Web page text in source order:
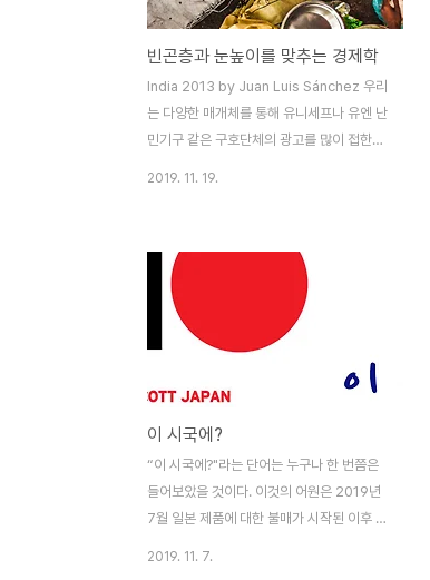
빈곤층과 눈높이를 맞추는 경제학
India 2013 by Juan Luis Sánchez 우리
는 다양한 매개체를 통해 유니세프나 유엔 난
민기구 같은 구호단체의 광고를 많이 접한다.
막힐 듯하게 해가 쨍쨍한 날에 무료 백신 접
종을 맞기 위해 하염없이 기다리는 사람들.
우리는 이런 모습들을 접하게 되면 측은한 마
음이 생겨 기부를 하거나 봉사활동을 하게 된
다. 하지만 우리가 실천한 선행들이 실제로
얼마나 효과가 있는지 객관적으로 평가하고
생각해본 적이 있을까? 하버드에서 박사과정
을 갓 마친 한 경제학자가 어느 날 부인과 함
께 케냐에 있는 한 NGO (Non-Governm..
2019. 11. 19.
이 시국에?
“이 시국에?"라는 단어는 누구나 한 번쯤은
들어보았을 것이다. 이것의 어원은 2019년
7월 일본 제품에 대한 불매가 시작된 이후 일
2019. 11. 7.